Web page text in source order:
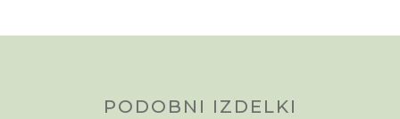
PODOBNI IZDELKI